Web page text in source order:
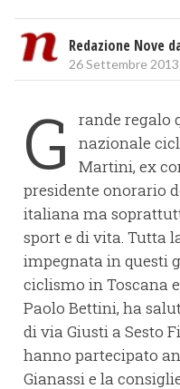
Redazione Nove
26 Settembre
G
rande regalo
nazionale
Martini, ex
presidente onorario
italiana ma
sport e di vita. Tutta
impegnata in questi
ciclismo in Toscana
Paolo Bettini, ha
di via Giusti a Sesto
hanno partecipato
Gianassi e la